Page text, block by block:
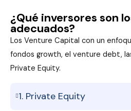
¿Qué inversores son
adecuados?
Los Venture Capital con un
fondos growth, el venture debt,
Private Equity.
1. Private Equity